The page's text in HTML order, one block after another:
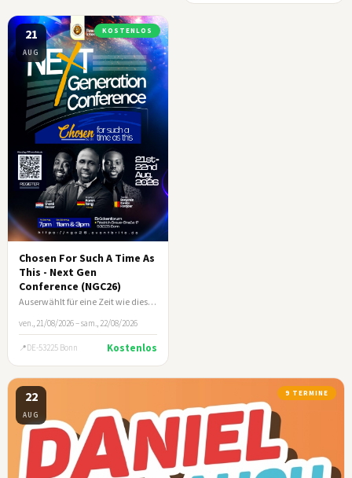
21
AUG
KOSTENLOS
Chosen For Such A Time As
This - Next Gen
Conference (NGC26)
Auserwählt für eine Zeit wie diese (Esth 4:14)
ven., 21/08/2026 – sam., 22/08/2026
DE-53225 Bonn Kostenlos
22
AUG
9 TERMINE